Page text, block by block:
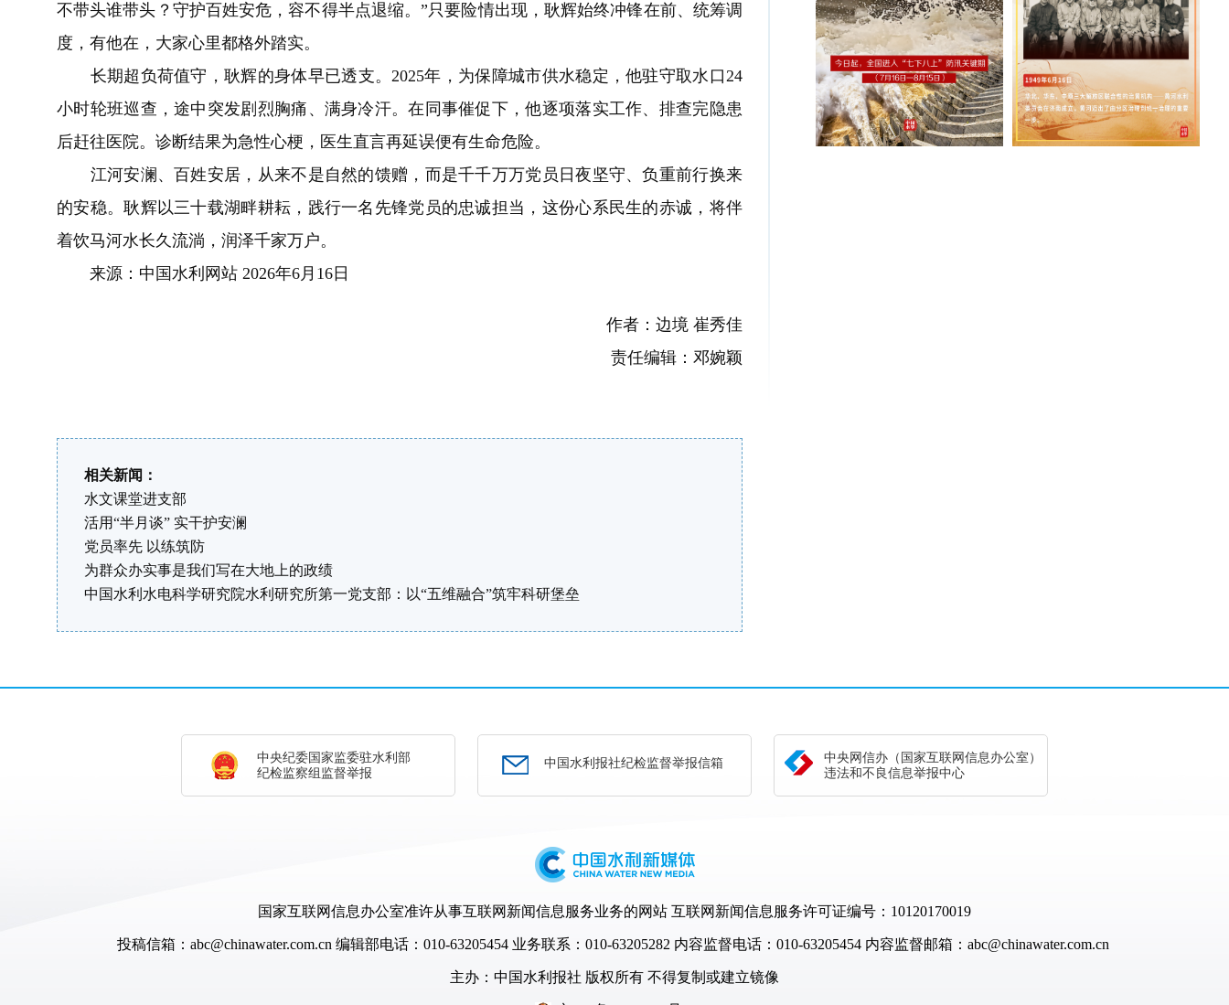
不带头谁带头？守护百姓安危，容不得半点退缩。”只要险情出现，耿辉始终冲锋在前、统筹调
度，有他在，大家心里都格外踏实。
长期超负荷值守，耿辉的身体早已透支。2025年，为保障城市供水稳定，他驻守取水口24
小时轮班巡查，途中突发剧烈胸痛、满身冷汗。在同事催促下，他逐项落实工作、排查完隐患
后赶往医院。诊断结果为急性心梗，医生直言再延误便有生命危险。
江河安澜、百姓安居，从来不是自然的馈赠，而是千千万万党员日夜坚守、负重前行换来
的安稳。耿辉以三十载湖畔耕耘，践行一名先锋党员的忠诚担当，这份心系民生的赤诚，将伴
着饮马河水长久流淌，润泽千家万户。
来源：中国水利网站 2026年6月16日
作者：边境 崔秀佳
责任编辑：邓婉颖
相关新闻：
水文课堂进支部
活用“半月谈” 实干护安澜
党员率先 以练筑防
为群众办实事是我们写在大地上的政绩
中国水利水电科学研究院水利研究所第一党支部：以“五维融合”筑牢科研堡垒
中央纪委国家监委驻水利部
纪检监察组监督举报
中国水利报社纪检监督举报信箱
中央网信办（国家互联网信息办公室）
违法和不良信息举报中心
国家互联网信息办公室准许从事互联网新闻信息服务业务的网站 互联网新闻信息服务许可证编号：10120170019
投稿信箱：abc@chinawater.com.cn 编辑部电话：010-63205454 业务联系：010-63205282 内容监督电话：010-63205454 内容监督邮箱：abc@chinawater.com.cn
主办： 中国水利报社 版权所有 不得复制或建立镜像